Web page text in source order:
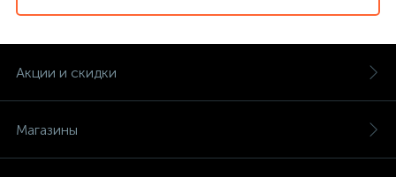
Акции и скидки
Магазины